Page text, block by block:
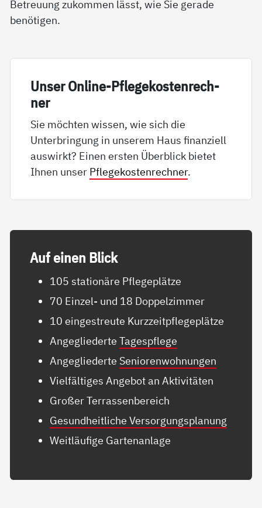
Betreuung zukommen lässt, wie Sie gerade
benötigen.
Un­ser On­li­ne-Pf­le­ge­kos­ten­rech­
ner
Sie möchten wissen, wie sich die
Unterbringung in unserem Haus finanziell
auswirkt? Einen ersten Überblick bietet
Ihnen unser Pflegekostenrechner.
Auf ei­nen Blick
105 stationäre Pflegeplätze
70 Einzel- und 18 Doppelzimmer
10 eingestreute Kurzzeitpflegeplätze
AngegliederteTagespflege
Angegliederte Seniorenwohnungen
Vielfältiges Angebot an Aktivitäten
Großer Terrassenbereich
Gesundheitliche Versorgungsplanung
Weitläufige Gartenanlage